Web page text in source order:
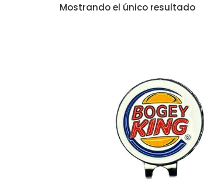
Mostrando el único resultado